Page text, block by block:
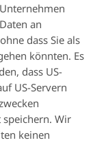
an
dass Sie als
könnten. Es
dass US-
US-Servern
Wir
keinen